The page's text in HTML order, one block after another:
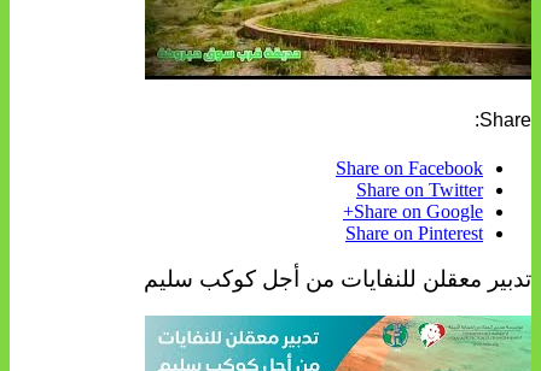
Share:
Share on Facebook
Share on Twitter
Share on Google+
Share on Pinterest
تدبير معقلن للنفايات من أجل كوكب سليم